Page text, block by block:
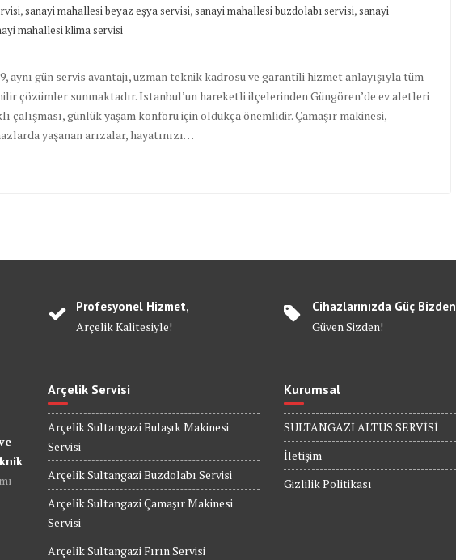
,sanayi mahallesi beyaz eşya servisi,sanayi mahallesi buzdolabı servisi,sanayi
mahallesi klima servisi
aynı gün servis avantajı, uzman teknik kadrosu ve garantili hizmet anlayışıyla tüm
çözümler sunmaktadır. İstanbul’un hareketli ilçelerinden Güngören’de ev aletleri
çalışması, günlük yaşam konforu için oldukça önemlidir. Çamaşır makinesi,
yaşanan arızalar, hayatınızı…
Profesyonel Hizmet,
Arçelik Kalitesiyle!
Cihazlarınızda Güç Bizden
Güven Sizden!
Arçelik Servisi
Arçelik Sultangazi Bulaşık Makinesi
Servisi
Arçelik Sultangazi Buzdolabı Servisi
Arçelik Sultangazi Çamaşır Makinesi
Servisi
Arçelik Sultangazi Fırın Servisi
Kurumsal
SULTANGAZİ ALTUS SERVİSİ
İletişim
Gizlilik Politikası